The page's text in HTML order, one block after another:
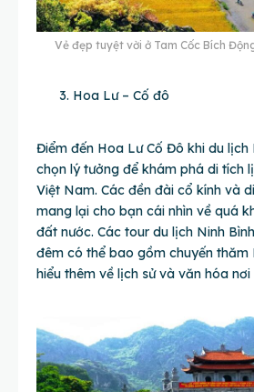
Vẻ đẹp tuyệt vời ở Tam Cốc Bích
Hoa Lư – Cố đô
Điểm đến Hoa Lư Cố Đô khi du lịch
chọn lý tưởng để khám phá di tích
Việt Nam. Các đền đài cổ kính và
mang lại cho bạn cái nhìn về quá
đất nước. Các tour du lịch Ninh
đêm có thể bao gồm chuyến thăm
hiểu thêm về lịch sử và văn hóa nơi